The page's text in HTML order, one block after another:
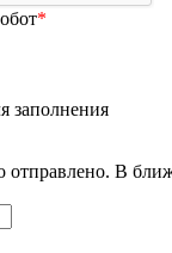
*
заполнения
В